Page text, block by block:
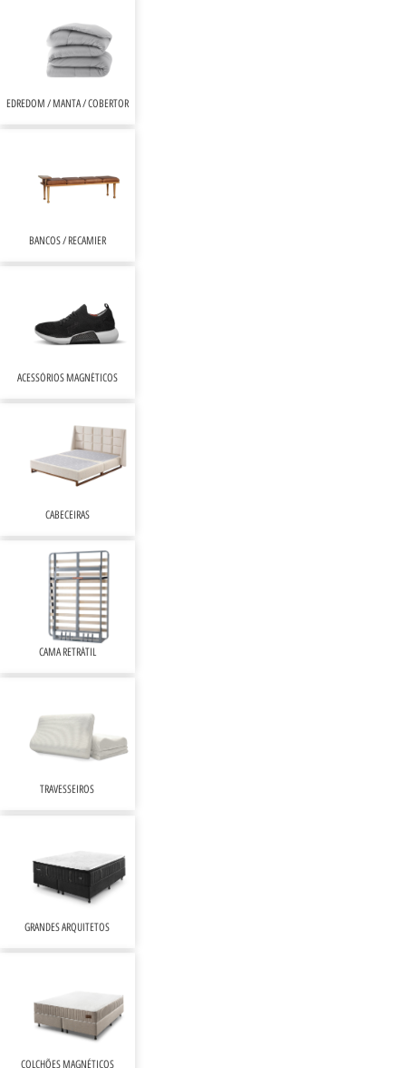
COLCHÕES MAGNÉTICOS
GRANDES ARQUITETOS
TRAVESSEIROS
CAMA RETRÁTIL
CABECEIRAS
ACESSÓRIOS MAGNÉTICOS
BANCOS / RECAMIER
EDREDOM / MANTA / COBERTOR